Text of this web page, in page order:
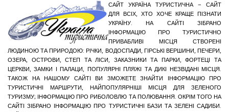
САЙТ УКРАЇНА ТУРИСТИЧНА – САЙТ
ДЛЯ ВСІХ, ХТО ХОЧЕ КРАЩЕ ПІЗНАТИ
УКРАЇНУ. НА САЙТІ ЗІБРАНО
ІНФОРМАЦІЮ ПРО ТУРИСТИЧНО
ПРИВАБЛИВІ МІСЦЯ СТВОРЕНІ
ЛЮДИНОЮ ТА ПРИРОДОЮ: РІЧКИ, ВОДОСПАДИ, ГІРСЬКІ ВЕРШИНИ, ПЕЧЕРИ,
ОЗЕРА, ОСТРОВИ, СТЕП ТА ЛІСИ, ЗАКАЗНИКИ ТА ПАРКИ, ФОРТЕЦІ ТА
ЦЕРКВИ, ЗАМКИ І ПАЛАЦИ, ПОПУЛЯРНІ ПЛЯЖІ ТА ДИКІ НЕЗВІДАНІ МІСЦЯ.
ТАКОЖ НА НАШОМУ САЙТІ ВИ ЗМОЖЕТЕ ЗНАЙТИ ІНФОРМАЦІЮ ПРО
ТУРИСТИЧНІ МАРШРУТИ, НАЙПОПУЛЯРНІШІ МІСЦЯ ДЛЯ ЗЕЛЕНОГО
ТУРИЗМУ; ІНФОРМАЦІЮ ПРО РИБОЛОВЛЮ ТА ПОЛЮВАННЯ. ОКРІМ ТОГО НА
САЙТІ ЗІБРАНО ІНФОРМАЦІЮ ПРО ТУРИСТИЧНІ БАЗИ ТА ЗЕЛЕНІ САДИБИ.